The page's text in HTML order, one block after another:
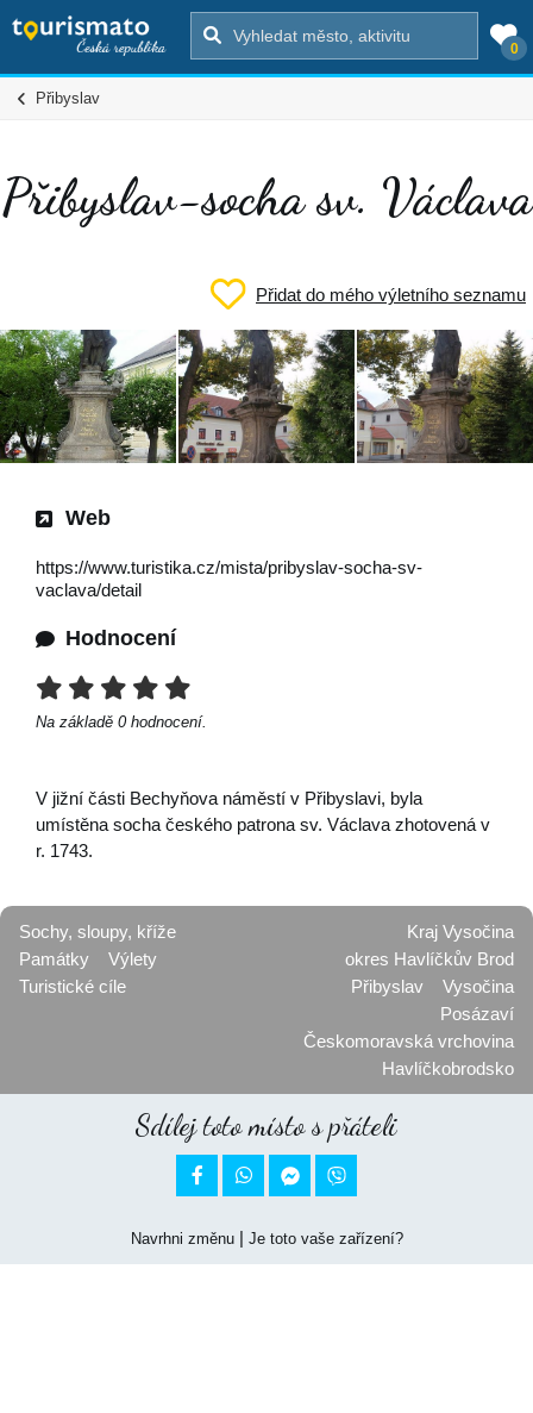
0
Přibyslav
Přibyslav-socha sv. Václava
Přidat do mého výletního seznamu
Web
https://www.turistika.cz/mista/pribyslav-socha-sv-
vaclava/detail
Hodnocení
Na základě 0 hodnocení.
V jižní části Bechyňova náměstí v Přibyslavi, byla
umístěna socha českého patrona sv. Václava zhotovená v
r. 1743.
Sochy, sloupy, kříže
Památky
Výlety
Turistické cíle
Kraj Vysočina
okres Havlíčkův Brod
Přibyslav
Vysočina
Posázaví
Českomoravská vrchovina
Havlíčkobrodsko
Sdílej toto místo s přáteli
 
Navrhni změnu| Je toto vaše zařízení?